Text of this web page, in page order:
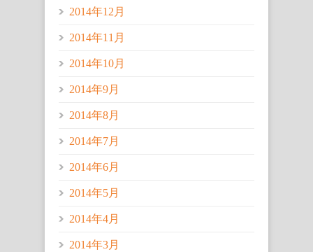
2014年12月
2014年11月
2014年10月
2014年9月
2014年8月
2014年7月
2014年6月
2014年5月
2014年4月
2014年3月